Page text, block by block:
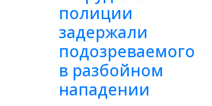
полиции
задержали
подозреваемого
в разбойном
нападении